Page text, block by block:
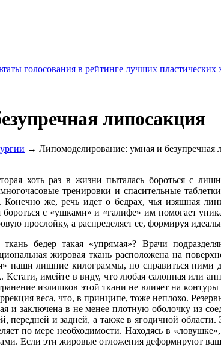
голосования в рейтинге лучших пластических
липосакция
→ Липомоделирование: умная и безупречная
хоть раз в жизни пыталась бороться с
тренировки и спасительные
же, речь идет о бедрах, чья изящная
бороться с «ушками» и «галифе» им помогает
прослойку, а распределяет ее, формируя
бедер такая «упрямая»? Врачи
жировая ткань расположена на
наши лишние килограммы, но справиться ними
Кстати, имейте в виду, что любая салонная или
излишков этой ткани не влияет на
веса, что, в принципе, тоже неплохо.
и заключена в не менее плотную оболочку из
передней и задней, а также в ягодичной
по мере необходимости. Находясь в
Если эти жировые отложения деформируют